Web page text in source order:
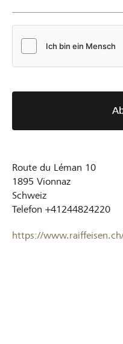
Route du Léman 10
1895 Vionnaz
Schweiz
Telefon +41244824220
https://